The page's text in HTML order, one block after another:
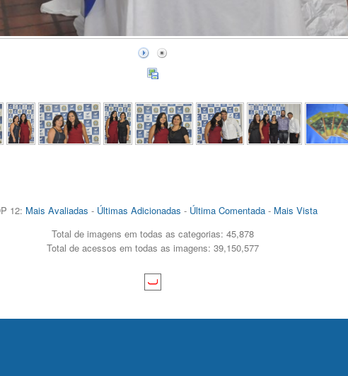
12: Mais Avaliadas - Últimas Adicionadas - Última Comentada- Mais Vista
Total de imagens em todas as categorias: 45,878
Total de acessos em todas as imagens: 39,150,577